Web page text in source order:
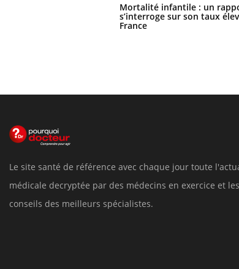
Mortalité infantile : un
s’interroge sur son taux
France